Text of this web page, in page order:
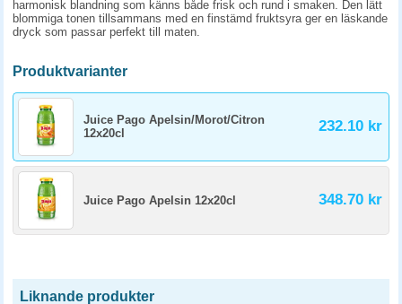
harmonisk blandning som känns både frisk och rund i smaken. Den lätt
blommiga tonen tillsammans med en finstämd fruktsyra ger en läskande
dryck som passar perfekt till maten.
Produktvarianter
Juice Pago Apelsin/Morot/Citron
12x20cl
232.10 kr
Juice Pago Apelsin 12x20cl 348.70 kr
Liknande produkter